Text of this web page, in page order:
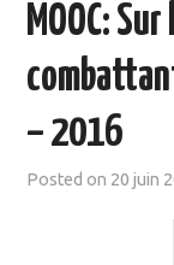
DOCUMENTS
MOOC SUIVIS
EVÉNEMENTS
MOOC:
– 2016
Posted on 20 juin